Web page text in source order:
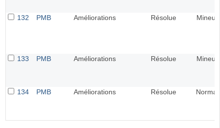
132 PMB Améliorations Résolue Mineur
133 PMB Améliorations Résolue Mineur
134 PMB Améliorations Résolue Normal